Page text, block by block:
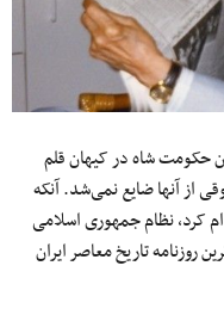
حکومت شاه در کیهان قلم
از آنها ضایع نمی‌شد. آنکه
کرد، نظام جمهوری اسلامی
روزنامه تاریخ معاصر ایران